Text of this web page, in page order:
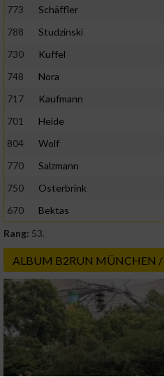
773
Schäffler
788
Studzinski
730
Kuffel
748
Nora
717
Kaufmann
701
Heide
804
Wolf
770
Salzmann
750
Osterbrink
670
Bektas
Rang: 53.
ALBUM B2RUN MÜNCHEN /